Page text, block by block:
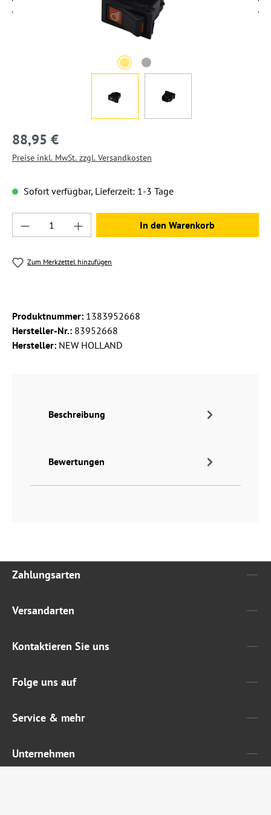
88,95 €
Preise inkl. MwSt. zzgl. Versandkosten
Sofort verfügbar, Lieferzeit: 1-3 Tage
Produkt Anzahl: Gib den gewünschten
In den Warenkorb
Zum Merkzettel hinzufügen
Produktnummer: 1383952668
Hersteller-Nr.: 83952668
Hersteller: NEW HOLLAND
Beschreibung
Bewertungen
Zahlungsarten
Versandarten
Kontaktieren Sie uns
Folge uns auf
Service & mehr
Unternehmen